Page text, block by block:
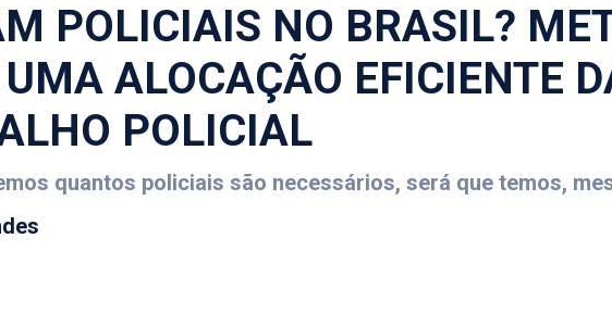
POLICIAIS NO BRASIL?
ALOCAÇÃO EFICIENTE
POLICIAL
quantos policiais são necessários, será que temos,